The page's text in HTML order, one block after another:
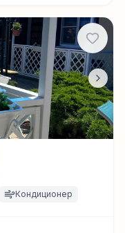
Кондиционер